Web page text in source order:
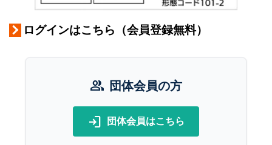
ログインはこちら（会員登録無料）
group 団体会員の方
login 団体会員はこちら